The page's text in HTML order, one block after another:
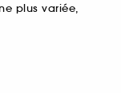
plus variée,